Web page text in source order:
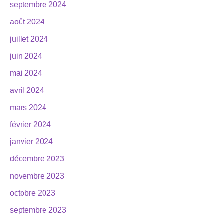
septembre 2024
août 2024
juillet 2024
juin 2024
mai 2024
avril 2024
mars 2024
février 2024
janvier 2024
décembre 2023
novembre 2023
octobre 2023
septembre 2023